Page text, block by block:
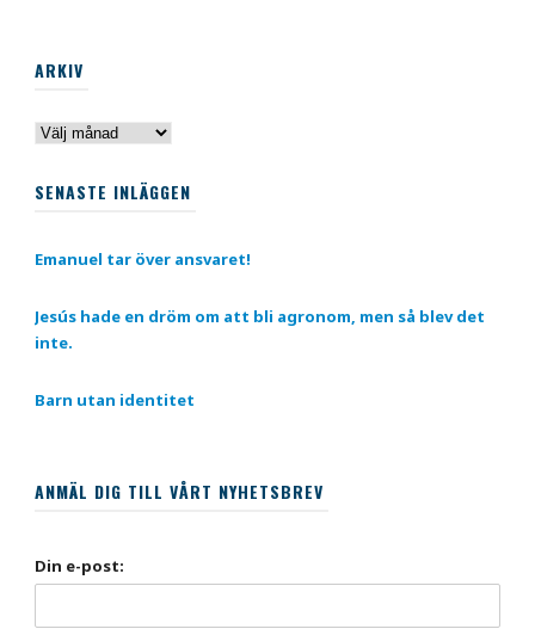
ARKIV
Arkiv
SENASTE INLÄGGEN
Emanuel tar över ansvaret!
Jesús hade en dröm om att bli agronom, men så blev det
inte.
Barn utan identitet
ANMÄL DIG TILL VÅRT NYHETSBREV
Din e-post: